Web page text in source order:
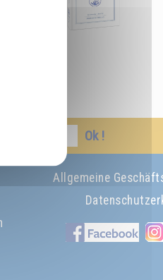
Ok !
Allgemeine